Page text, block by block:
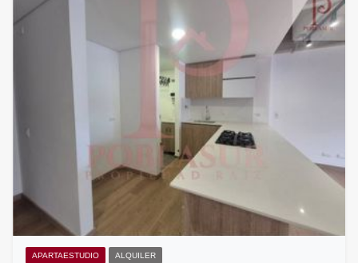
APARTAESTUDIO ALQUILER